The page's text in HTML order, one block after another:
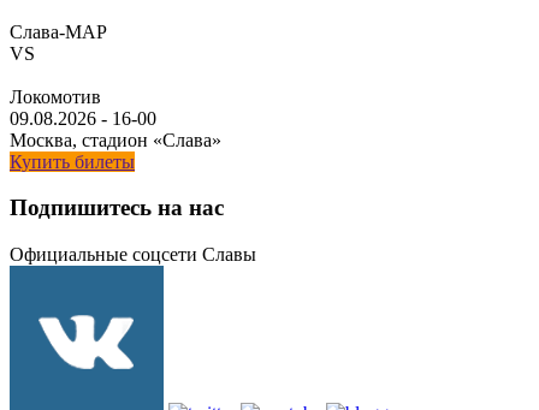
Слава-МАР
VS
Локомотив
09.08.2026 - 16-00
Москва, стадион «Слава»
Купить билеты
Подпишитесь на нас
Официальные соцсети Славы